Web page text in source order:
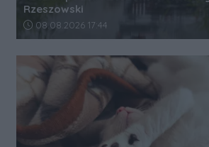
Rzeszowski
Data dodania artykułu:
08.08.2026 17:44